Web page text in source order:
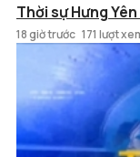
Thời sự Hưng
18 giờ trước 171 lượt